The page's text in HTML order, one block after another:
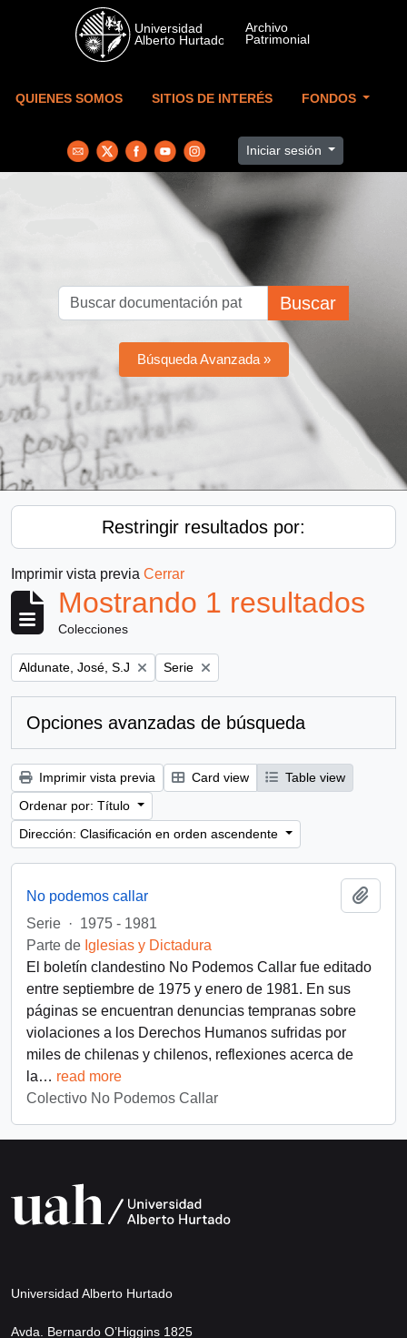
Skip to main content
QUIENES SOMOS SITIOS DE INTERÉS FONDOS
Iniciar sesión
Buscar
Búsqueda Avanzada »
Restringir resultados por:
Imprimir vista previa Cerrar
Mostrando 1 resultados
Colecciones
Remove filter:
Aldunate, José, S.J Remove filter:
Serie
Opciones avanzadas de búsqueda
Imprimir vista previa Card view
Table view
Ordenar por: Título
Dirección: Clasificación en orden ascendente
No podemos callar
Serie · 1975 - 1981
Parte de Iglesias y Dictadura
El boletín clandestino No Podemos Callar fue editado
entre septiembre de 1975 y enero de 1981. En sus
páginas se encuentran denuncias tempranas sobre
violaciones a los Derechos Humanos sufridas por
miles de chilenas y chilenos, reflexiones acerca de
la… read more
Colectivo No Podemos Callar
Universidad Alberto Hurtado
Avda. Bernardo O’Higgins 1825